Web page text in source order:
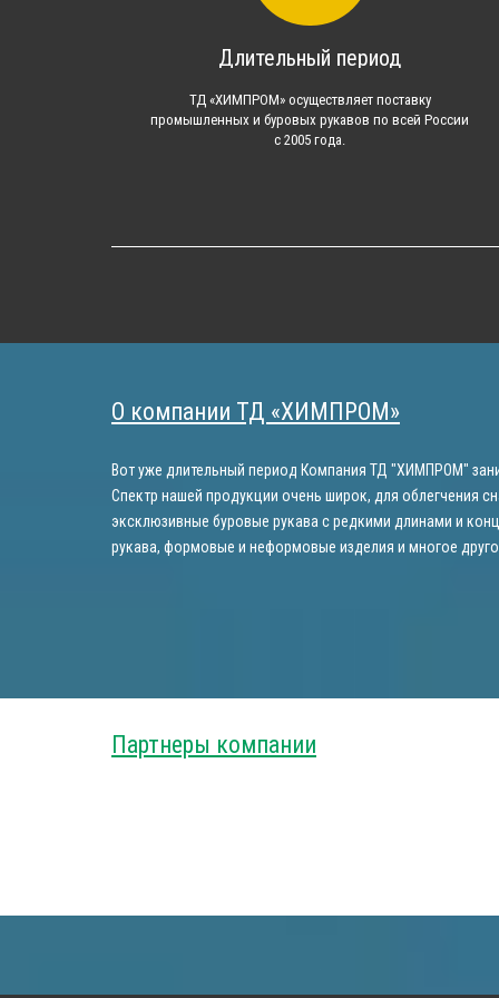
Длительный период
ТД «ХИМПРОМ» осуществляет поставку
промышленных и буровых рукавов по всей России
с 2005 года.
О компании ТД «ХИМПРОМ»
Вот уже длительный период Компания ТД "ХИМПРОМ"
Спектр нашей продукции очень широк, для облегчения
эксклюзивные буровые рукава с редкими длинами и
рукава, формовые и неформовые изделия и многое
Партнеры компании